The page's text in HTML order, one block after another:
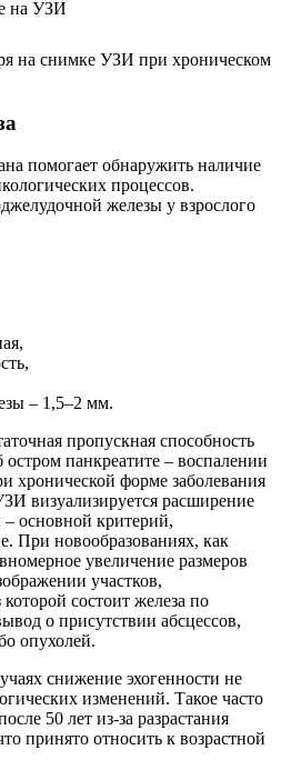
на снимке УЗИ при хроническом
помогает обнаружить наличие
процессов.
железы у взрослого
– 1,5–2 мм.
пропускная способность
остром панкреатите – воспалении
хронической форме заболевания
визуализируется расширение
основной критерий,
При новообразованиях, как
увеличение размеров
участков,
состоит железа по
о присутствии абсцессов,
опухолей.
снижение эхогенности не
изменений. Такое часто
50 лет из-за разрастания
принято относить к возрастной